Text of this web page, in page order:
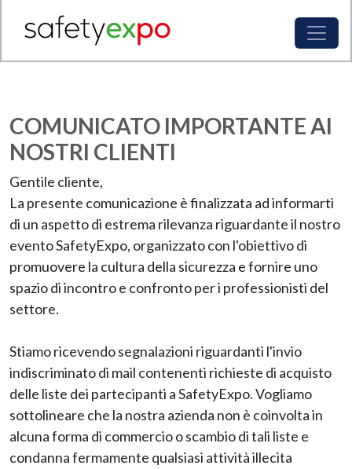
COMUNICATO IMPORTANTE AI
NOSTRI CLIENTI
Gentile cliente,
La presente comunicazione è finalizzata ad informarti
di un aspetto di estrema rilevanza riguardante il nostro
evento SafetyExpo, organizzato con l'obiettivo di
promuovere la cultura della sicurezza e fornire uno
spazio di incontro e confronto per i professionisti del
settore.
Stiamo ricevendo segnalazioni riguardanti l'invio
indiscriminato di mail contenenti richieste di acquisto
delle liste dei partecipanti a SafetyExpo. Vogliamo
sottolineare che la nostra azienda non è coinvolta in
alcuna forma di commercio o scambio di tali liste e
condanna fermamente qualsiasi attività illecita